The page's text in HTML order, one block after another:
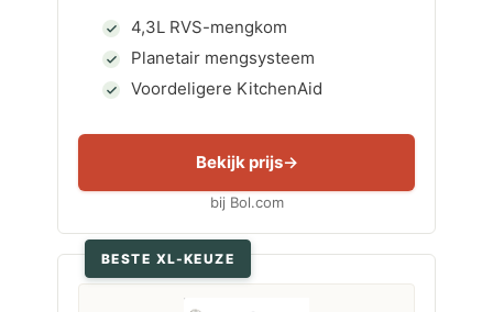
4,3L RVS-mengkom
Planetair mengsysteem
Voordeligere KitchenAid
Bekijk prijs
bij Bol.com
BESTE XL-KEUZE